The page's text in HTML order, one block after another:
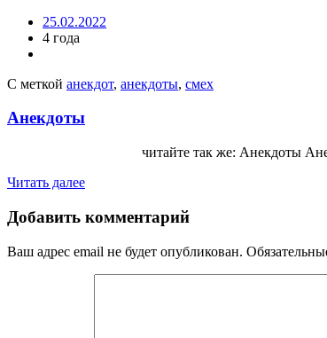
25.02.2022
4 года
С меткой анекдот, анекдоты, смех
Анекдоты
читайте так же: Анекдоты
Читать далее
Добавить комментарий
Ваш адрес email не будет опубликован.